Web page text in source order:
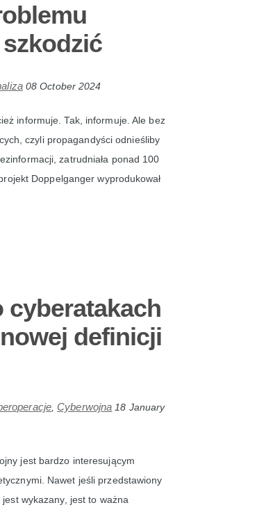
08 October 2024
informuje. Tak, informuje. Ale bez
czyli propagandyści odnieśliby
zatrudniała ponad 100
Doppelganger wyprodukował
cyberatakach
definicji
, Cyberwojna 18 January
jest bardzo interesującym
Nawet jeśli przedstawiony
wykazany, jest to ważna